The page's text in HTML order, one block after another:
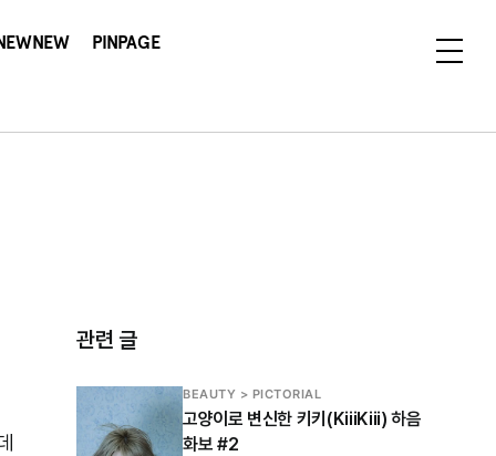
PINPAGE
관련 글
BEAUTY > PICTORIAL
고양이로 변신한 키키(KiiiKiii) 하음
화보 #2